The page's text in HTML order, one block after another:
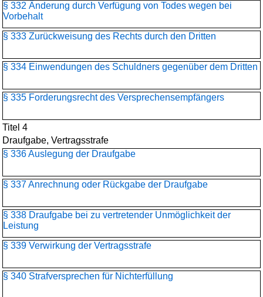
§ 332 Änderung durch Verfügung von Todes wegen bei
Vorbehalt
§ 333 Zurückweisung des Rechts durch den Dritten
§ 334 Einwendungen des Schuldners gegenüber dem Dritten
§ 335 Forderungsrecht des Versprechensempfängers
Titel 4
Draufgabe, Vertragsstrafe
§ 336 Auslegung der Draufgabe
§ 337 Anrechnung oder Rückgabe der Draufgabe
§ 338 Draufgabe bei zu vertretender Unmöglichkeit der
Leistung
§ 339 Verwirkung der Vertragsstrafe
§ 340 Strafversprechen für Nichterfüllung